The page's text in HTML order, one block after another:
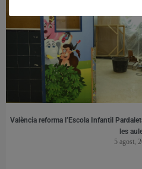
València reforma l’Escola Infantil
les
5 agost,